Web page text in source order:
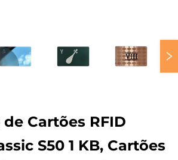
Cartões RFID
S50 1 KB, Cartões